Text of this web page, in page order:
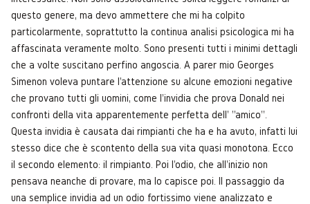
questo genere, ma devo ammettere che mi ha colpito
particolarmente, soprattutto la continua analisi psicologica mi ha
affascinata veramente molto. Sono presenti tutti i minimi dettagli
che a volte suscitano perfino angoscia. A parer mio Georges
Simenon voleva puntare l'attenzione su alcune emozioni negative
che provano tutti gli uomini, come l'invidia che prova Donald nei
confronti della vita apparentemente perfetta dell' "amico".
Questa invidia è causata dai rimpianti che ha e ha avuto, infatti lui
stesso dice che è scontento della sua vita quasi monotona. Ecco
il secondo elemento: il rimpianto. Poi l'odio, che all'inizio non
pensava neanche di provare, ma lo capisce poi. Il passaggio da
una semplice invidia ad un odio fortissimo viene analizzato e